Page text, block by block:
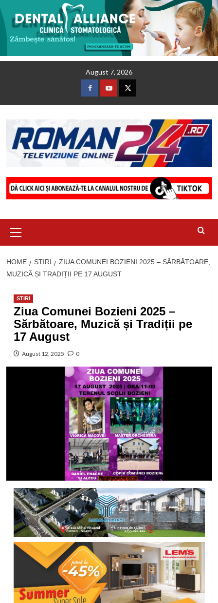
August 7, 2026
FacebookYoutubeTwitter
Menu
HOME STIRI
ZIUA COMUNEI BOZIENI 2025 – SĂRBĂTOARE,
MUZICĂ ȘI TRADIȚII PE 17 AUGUST
STIRI
Ziua Comunei Bozieni 2025 –
Sărbătoare, Muzică și Tradiții pe
17 August
August 12, 2025 0